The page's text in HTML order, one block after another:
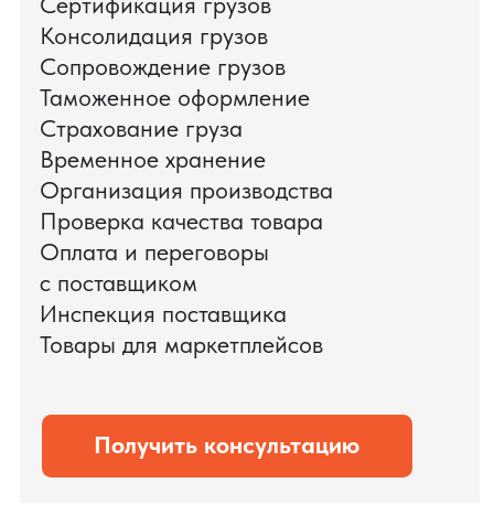
ПАО «Ростелеком» доверяет нам полный
цикл международных поставок — от
поиска и проверки поставщиков до
доставки оборудования.
Мы обеспечили полный цикл работ:
проверку продукции, логистику,
таможенное оформление и контроль
сроков. В результате все товары были
доставлены точно в срок и без
дополнительных рисков.
PRO TORG — проверенный партнёр по
международной логистике для ведущих
федеральных компаний.
Оставить заявку